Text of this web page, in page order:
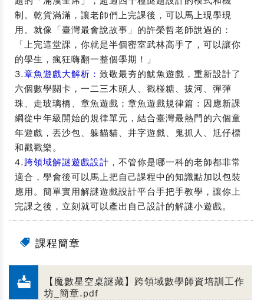
制。乾貨滿滿，讓老師們上完課後，可以馬上現學現
用。就像「臺灣最會說故事」的許榮哲老師說過的：
「上完這堂課，你就是半個密室武林高手了，可以讓你
的學生，瘋狂嗨翻一整個學期！」
3.章魚遊戲大解析： 致敬最夯的魷魚遊戲，重新設計了
六個數學關卡，一二三木頭人、戳椪糖、拔河、彈彈
珠、走玻璃橋、章魚遊戲；章魚遊戲規律篇：因應新課
綱從中年級開始的規律單元，結合臺灣最熱門的六個童
年遊戲，丟沙包、躲貓貓、井字遊戲、鬼抓人、尪仔標
和戳戳樂。
4.跨領域解謎遊戲設計 ，不管你是哪一科的老師都非常
適合，學會後可以馬上把自己課程中的知識點加以包裝
應用。簡單實用解謎遊戲設計平台手把手教學，讓你上
完課之後，立刻就可以產出自己設計的解謎小遊戲。
課程簡章
【魔數星空桌謎藏】跨領域數學師資培訓工作
坊_簡章.pdf